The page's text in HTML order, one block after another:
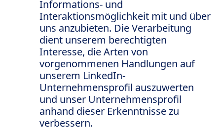
Informations- und
Interaktionsmöglichkeit mit und über
uns anzubieten. Die Verarbeitung
dient unserem berechtigten
Interesse, die Arten von
vorgenommenen Handlungen auf
unserem LinkedIn-
Unternehmensprofil auszuwerten
und unser Unternehmensprofil
anhand dieser Erkenntnisse zu
verbessern.